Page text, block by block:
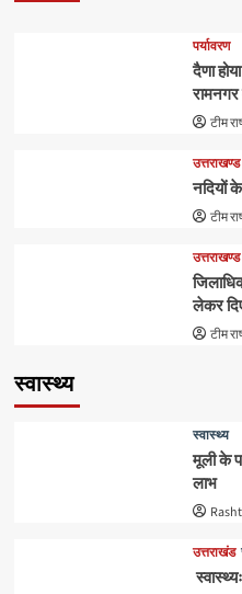
पर्यावरण
दैणा
टीम
उत्तराखण्ड
नदियों
टीम
उत्तराखण्ड
लेकर
टीम
स्वास्थ्य
स्वास्थ्य
मूली के
लाभ
उत्तराखंड